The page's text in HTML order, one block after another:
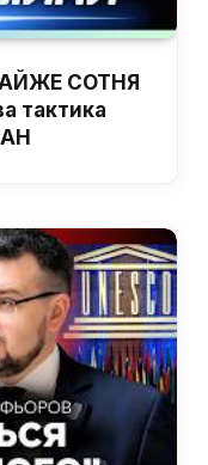
СОТНЯ
тактика